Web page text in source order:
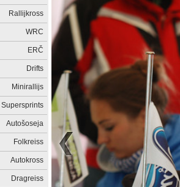
Rallijkross
WRC
ERČ
Drifts
Minirallijs
Supersprints
Autošoseja
Folkreiss
Autokross
Dragreiss